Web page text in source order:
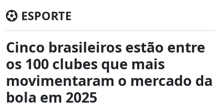
ESPORTE
Cinco brasileiros estão entre
os 100 clubes que mais
movimentaram o mercado da
bola em 2025